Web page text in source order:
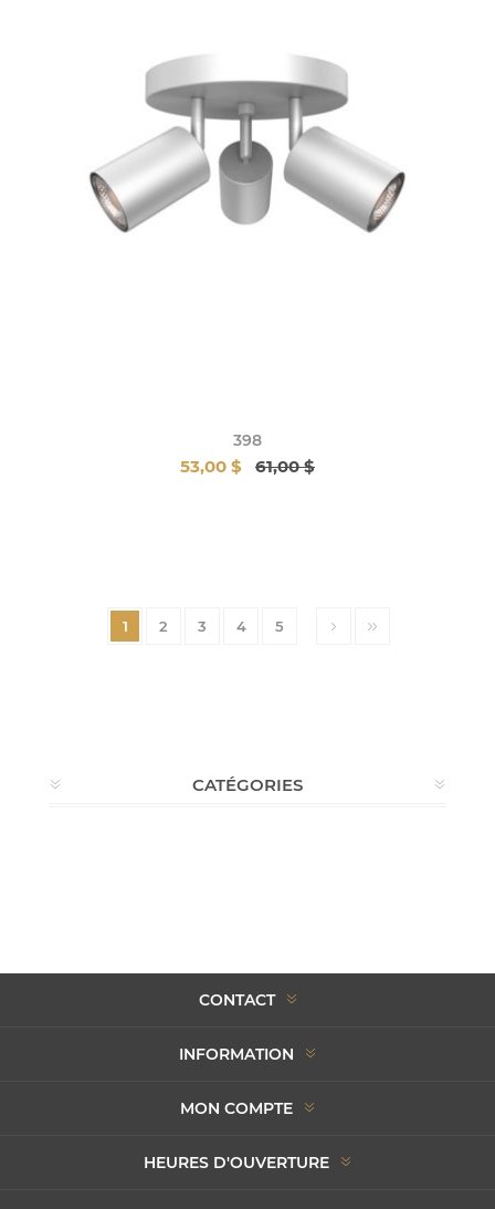
398
53,00 $ 61,00 $
1 2 3 4 5
CATÉGORIES
CONTACT
INFORMATION
MON COMPTE
HEURES D'OUVERTURE